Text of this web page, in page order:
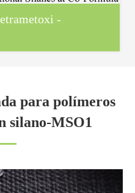
-
para polímeros
silano-MSO1